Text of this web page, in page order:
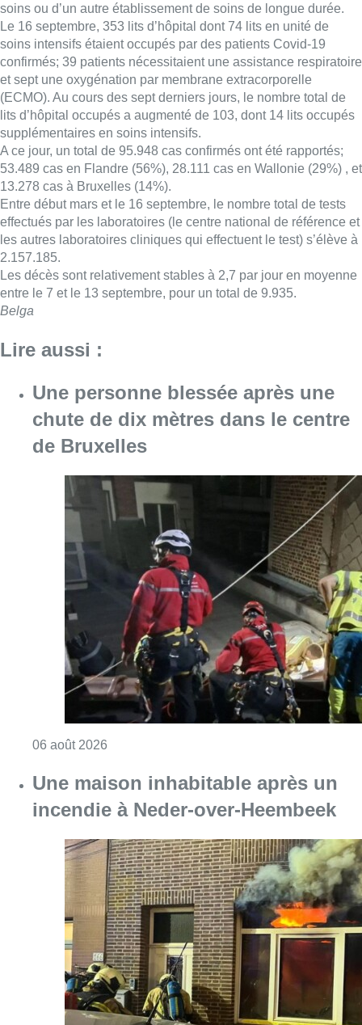
soins ou d’un autre établissement de soins de longue durée.
Le 16 septembre, 353 lits d’hôpital dont 74 lits en unité de
soins intensifs étaient occupés par des patients Covid-19
confirmés; 39 patients nécessitaient une assistance respiratoire
et sept une oxygénation par membrane extracorporelle
(ECMO). Au cours des sept derniers jours, le nombre total de
lits d’hôpital occupés a augmenté de 103, dont 14 lits occupés
supplémentaires en soins intensifs.
A ce jour, un total de 95.948 cas confirmés ont été rapportés;
53.489 cas en Flandre (56%), 28.111 cas en Wallonie (29%) , et
13.278 cas à Bruxelles (14%).
Entre début mars et le 16 septembre, le nombre total de tests
effectués par les laboratoires (le centre national de référence et
les autres laboratoires cliniques qui effectuent le test) s’élève à
2.157.185.
Les décès sont relativement stables à 2,7 par jour en moyenne
entre le 7 et le 13 septembre, pour un total de 9.935.
Belga
Lire aussi :
Une personne blessée après une
chute de dix mètres dans le centre
de Bruxelles
06 août 2026
Une maison inhabitable après un
incendie à Neder-over-Heembeek